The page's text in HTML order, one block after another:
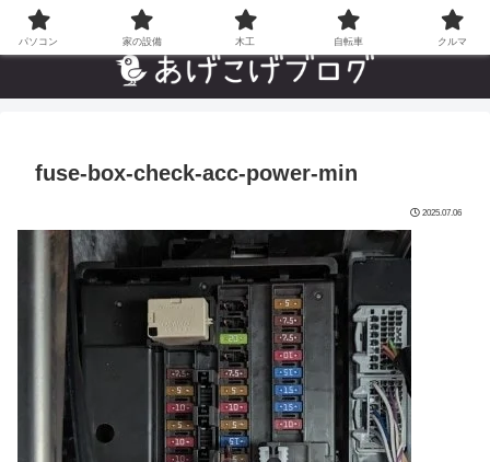
自分でやった”あんなことやこんなこと”の趣味ブログ
fuse-box-check-acc-power-min
2025.07.06
パソコン 家の設備 木工 自転車 クルマ